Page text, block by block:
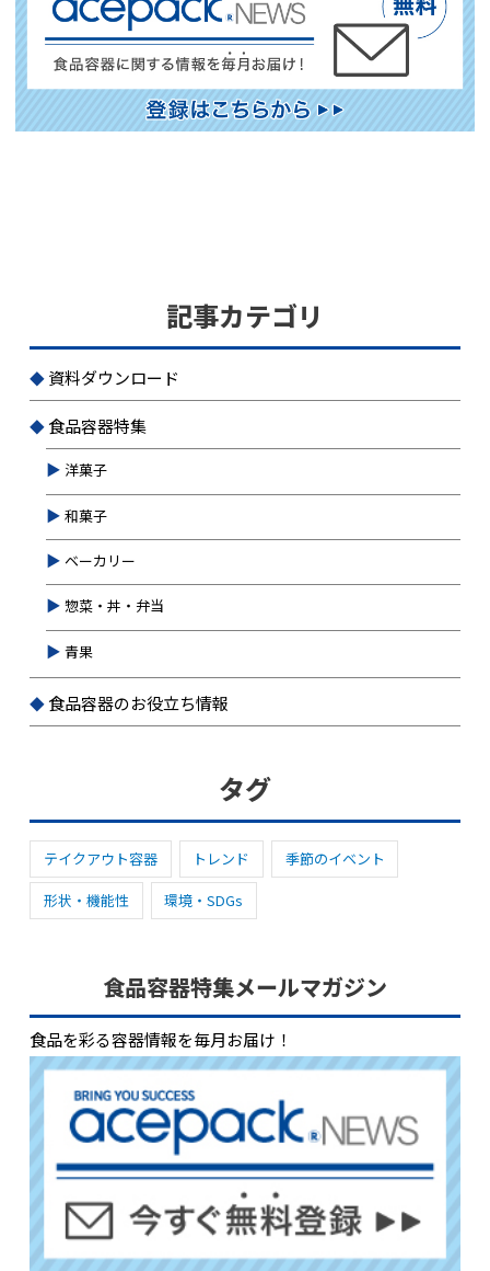
記事カテゴリ
資料ダウンロード
食品容器特集
洋菓子
和菓子
ベーカリー
惣菜・丼・弁当
青果
食品容器のお役立ち情報
タグ
テイクアウト容器 トレンド
季節のイベント
形状・機能性
環境・SDGs
食品容器特集メールマガジン
食品を彩る容器情報を毎月お届け！